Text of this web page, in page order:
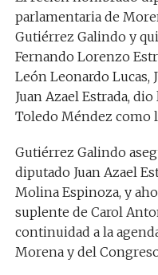
parlamentaria de
Gutiérrez Galindo y
Fernando Lorenzo
León Leonardo Lucas,
Juan Azael Estrada,
Toledo Méndez como
Gutiérrez Galindo
diputado Juan Azael
Molina Espinoza, y
suplente de Carol
continuidad a la
Morena y del